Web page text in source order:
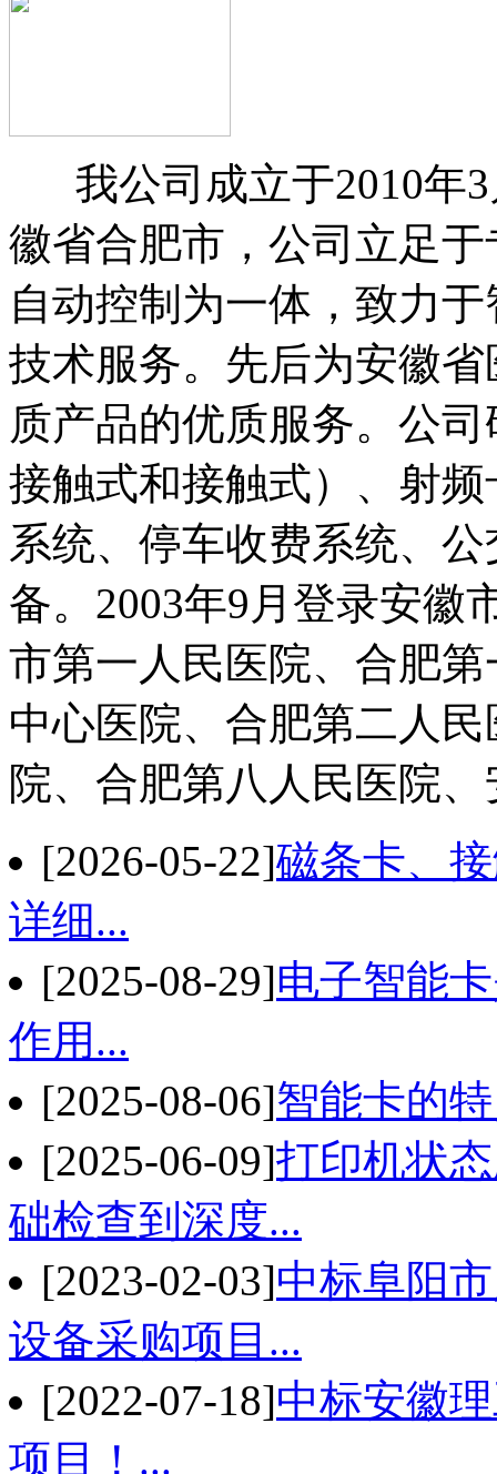
我公司成立于2010年3
徽省合肥市，公司立足
自动控制为一体，致力
技术服务。先后为安徽
质产品的优质服务。公
接触式和接触式）、射
系统、停车收费系统、
备。2003年9月登录安徽
市第一人民医院、合肥
中心医院、合肥第二人
院、合肥第八人民医院、
[2026-05-22]磁条卡、
详细...
[2025-08-29]电子智能
作用...
[2025-08-06]智能卡的
[2025-06-09]打印机状
础检查到深度...
[2023-02-03]中标阜阳
设备采购项目...
[2022-07-18]中标安徽
项目！...